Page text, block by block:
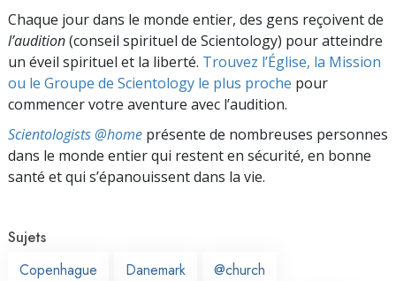
Chaque jour dans le monde entier, des gens reçoivent de
l’audition(conseil spirituel de Scientology) pour atteindre
un éveil spirituel et la liberté. Trouvez l’Église, la Mission
ou le Groupe de Scientology le plus proche pour
commencer votre aventure avec l’audition.
Scientologists @home présente de nombreuses personnes
dans le monde entier qui restent en sécurité, en bonne
santé et qui s’épanouissent dans la vie.
Sujets
Copenhague
Danemark @church